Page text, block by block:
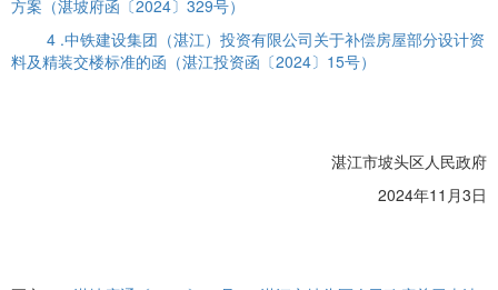
方案（湛坡府函〔2024〕329号）
4 .中铁建设集团（湛江）投资有限公司关于补偿房屋部分设计资
料及精装交楼标准的函（湛江投资函〔2024〕15号）
湛江市坡头区人民政府
2024年11月3日